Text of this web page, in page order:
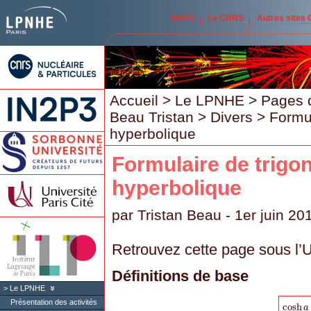
IN2P3 Le CNRS Autres sites
Le LPNHE
Présentation des activités
Accueil > Le LPNHE > Pages
Beau Tristan > Divers >
hyperbolique
Formulaire de
hyperbolique
par Tristan Beau - 1er juin
Retrouvez cette page sous
Définitions de base
cosha
cosha=